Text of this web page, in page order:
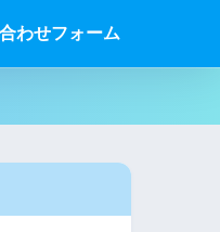
わせフォーム